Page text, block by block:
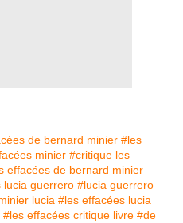
de bernard minier #les
minier #critique les
effacées de bernard minier
lucia guerrero #lucia guerrero
lucia #les effacées lucia
#les effacées critique livre #de